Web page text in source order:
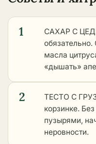
1
САХАР С
масла
«дышать»
2
ТЕСТО С
корзинке.
пузырями,
неровности.